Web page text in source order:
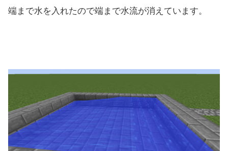
端まで水を入れたので端まで水流が消えています。